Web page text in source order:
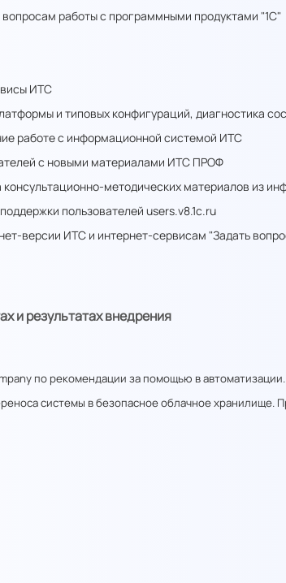
работы с программными продуктами "1С"
ИТС
и типовых конфигураций, диагностика
работе с информационной системой ИТС
с новыми материалами ИТС ПРОФ
консультационно-методических материалов из
пользователей users.v8.1c.ru
версии ИТС и интернет-сервисам "Задать
и результатах внедрения
по рекомендации за помощью в
системы в безопасное облачное хранилище.